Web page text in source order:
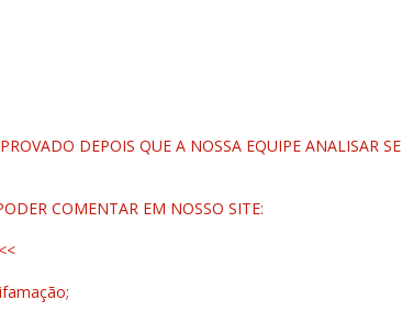
DEPOIS QUE A NOSSA EQUIPE ANALISAR
COMENTAR EM NOSSO SITE: